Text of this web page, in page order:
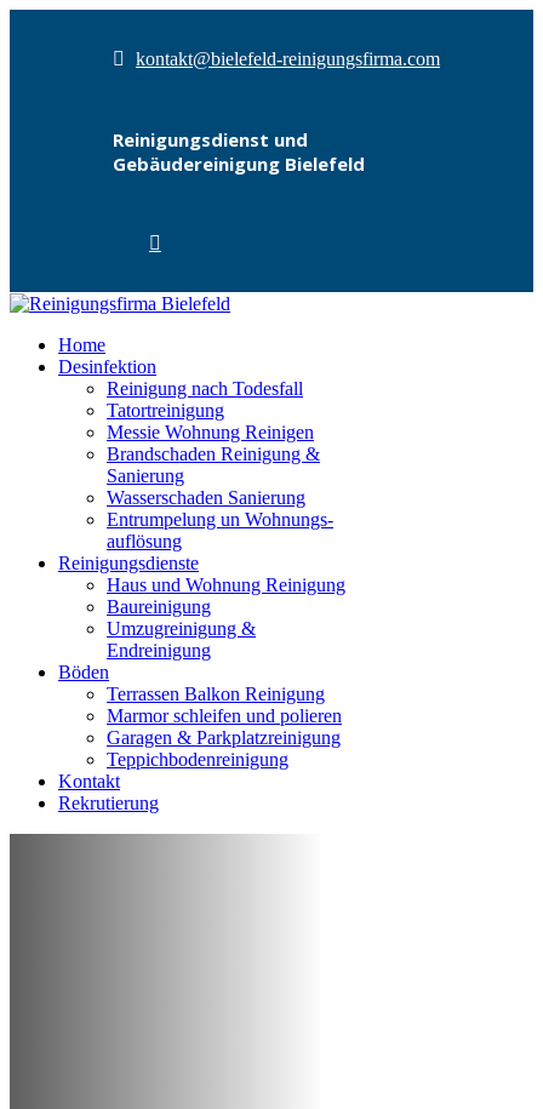
kontakt@bielefeld-reinigungsfirma.com
Reinigungsdienst und
Gebäudereinigung Bielefeld
Home
Desinfektion
Reinigung nach Todesfall
Tatortreinigung
Messie Wohnung Reinigen
Brandschaden Reinigung &
Sanierung
Wasserschaden Sanierung
Entrumpelung un Wohnungs­
auflösung
Reinigungsdienste
Haus und Wohnung Reinigung
Baureinigung
Umzugreinigung &
Endreinigung
Böden
Terrassen Balkon Reinigung
Marmor schleifen und polieren
Garagen & Parkplatzreinigung
Teppichbodenreinigung
Kontakt
Rekrutierung